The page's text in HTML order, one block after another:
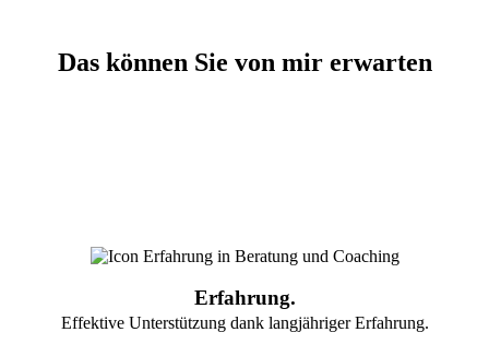
Das können Sie von mir erwarten
Erfahrung.
Effektive Unterstützung dank langjähriger Erfahrung.